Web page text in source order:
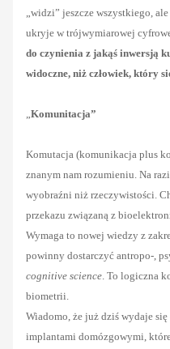
„widzi” jeszcze wszystkiego,
ukryje w trójwymiarowej
do czynienia z jakąś inwersją
widoczne, niż człowiek, który
Komunitacja”
Komutacja (komunikacja plus
znanym nam rozumieniu. Na
wyobraźni niż rzeczywistości.
przekazu związaną z
Wymaga to nowej wiedzy z
powinny dostarczyć antropo-,
cognitive science . To logiczna
biometrii.
Wiadomo, że już dziś wydaje
implantami domózgowymi,